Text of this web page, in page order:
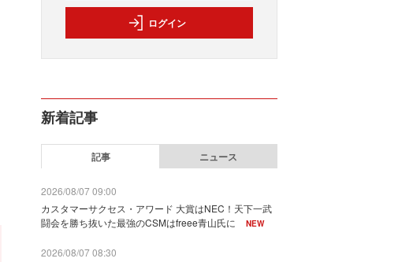
ログイン
新着記事
記事 ニュース
2026/08/07 09:00
カスタマーサクセス・アワード 大賞はNEC！天下一武
闘会を勝ち抜いた最強のCSMはfreee青山氏に
NEW
2026/08/07 08:30